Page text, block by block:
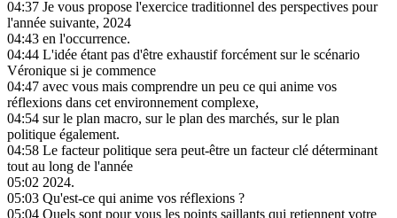
04:37 Je vous propose l'exercice traditionnel des perspectives pour
l'année suivante, 2024
04:43 en l'occurrence.
04:44 L'idée étant pas d'être exhaustif forcément sur le scénario
Véronique si je commence
04:47 avec vous mais comprendre un peu ce qui anime vos
réflexions dans cet environnement complexe,
04:54 sur le plan macro, sur le plan des marchés, sur le plan
politique également.
04:58 Le facteur politique sera peut-être un facteur clé déterminant
tout au long de l'année
05:02 2024.
05:03 Qu'est-ce qui anime vos réflexions ?
05:04 Quels sont pour vous les points saillants qui retiennent votre